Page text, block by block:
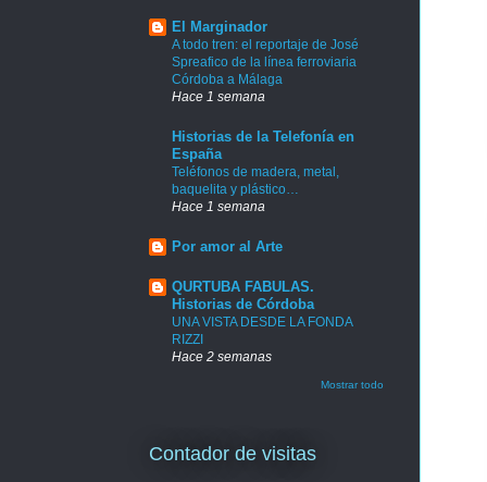
El Marginador
A todo tren: el reportaje de José
Spreafico de la línea ferroviaria
Córdoba a Málaga
Hace 1 semana
Historias de la Telefonía en
España
Teléfonos de madera, metal,
baquelita y plástico…
Hace 1 semana
Por amor al Arte
QURTUBA FABULAS.
Historias de Córdoba
UNA VISTA DESDE LA FONDA
RIZZI
Hace 2 semanas
Mostrar todo
Contador de visitas